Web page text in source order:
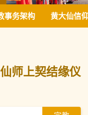
我们
事务架构 黄大仙信
师上契结缘仪